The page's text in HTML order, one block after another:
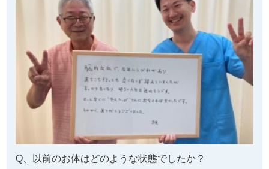
Q、以前のお体はどのような状態でしたか？